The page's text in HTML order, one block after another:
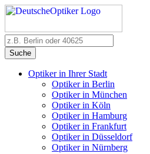
Suche
Optiker in Ihrer Stadt
Optiker in Berlin
Optiker in München
Optiker in Köln
Optiker in Hamburg
Optiker in Frankfurt
Optiker in Düsseldorf
Optiker in Nürnberg